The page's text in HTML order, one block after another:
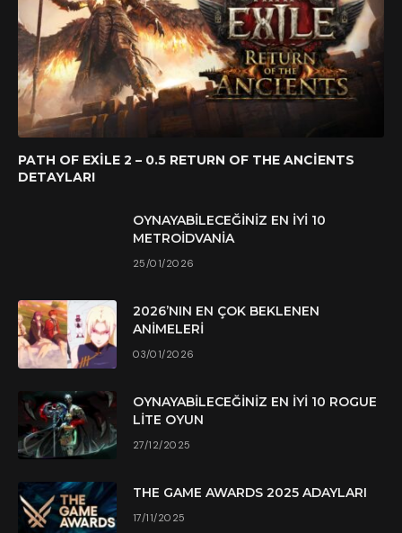
PATH OF EXILE 2 – 0.5 RETURN OF THE ANCIENTS
DETAYLARI
OYNAYABILECEĞINIZ EN İYI 10
METROIDVANIA
25/01/2026
2026’NIN EN ÇOK BEKLENEN
ANIMELERI
03/01/2026
OYNAYABILECEĞINIZ EN İYI 10 ROGUE
LITE OYUN
27/12/2025
THE GAME AWARDS 2025 ADAYLARI
17/11/2025